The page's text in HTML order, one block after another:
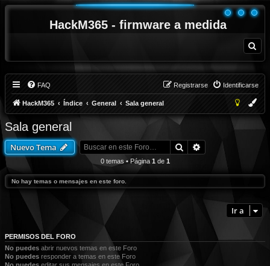
HackM365 - firmware a medida
u
FAQ Identificarse
Registrarse
HackM365 Índice General Sala general
Sala general
Nuevo Tema Buscar
0 temas • Página 1 de 1
No hay temas o mensajes en este foro.
Ir a
PERMISOS DEL FORO
No puedes abrir nuevos temas en este Foro
No puedes responder a temas en este Foro